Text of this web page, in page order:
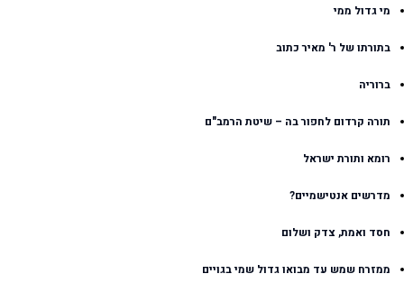
מי גדול ממי
בתורתו של ר' מאיר כתוב
ברוריה
תורה קרדום לחפור בה – שיטת הרמב"ם
רומא ותורת ישראל
מדרשים אנטישמיים?
חסד ואמת, צדק ושלום
ממזרח שמש עד מבואו גדול שמי בגויים